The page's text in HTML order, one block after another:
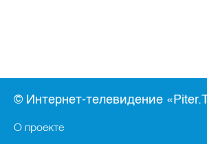
© Интернет-телевидение
О проекте